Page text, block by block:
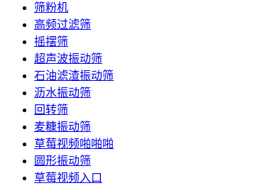
筛粉机
高频过滤筛
摇摆筛
超声波振动筛
石油滤渣振动筛
沥水振动筛
回转筛
麦糠振动筛
草莓视频啪啪啪
圆形振动筛
草莓视频入口